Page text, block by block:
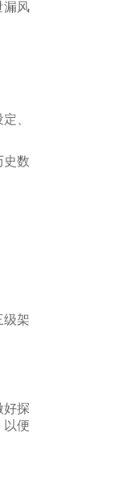
漏风
、
史数
级架
好探
以便